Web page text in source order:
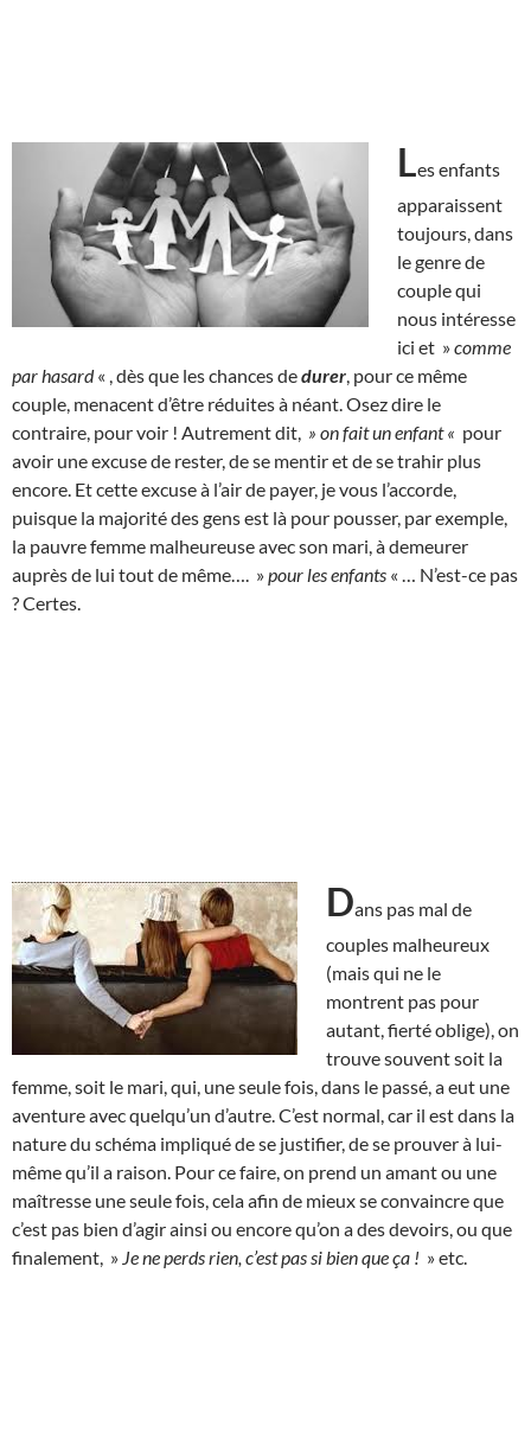
Les enfants
apparaissent
toujours, dans
le genre de
couple qui
nous intéresse
ici et »comme
par hasard« , dès que les chances dedurer , pour ce même
couple, menacent d’être réduites à néant. Osez dire le
contraire, pour voir ! Autrement dit, » on fait un enfant « pour
avoir une excuse de rester, de se mentir et de se trahir plus
encore. Et cette excuse à l’air de payer, je vous l’accorde,
puisque la majorité des gens est là pour pousser, par exemple,
la pauvre femme malheureuse avec son mari, à demeurer
auprès de lui tout de même…. »pour les enfants « … N’est-ce pas
? Certes.
Dans pas mal de
couples malheureux
(mais qui ne le
montrent pas pour
autant, fierté oblige), on
trouve souvent soit la
femme, soit le mari, qui, une seule fois, dans le passé, a eut une
aventure avec quelqu’un d’autre. C’est normal, car il est dans la
nature du schéma impliqué de se justifier, de se prouver à lui-
même qu’il a raison. Pour ce faire, on prend un amant ou une
maîtresse une seule fois, cela afin de mieux se convaincre que
c’est pas bien d’agir ainsi ou encore qu’on a des devoirs, ou que
finalement, » Je ne perds rien, c’est pas si bien que ça ! » etc.